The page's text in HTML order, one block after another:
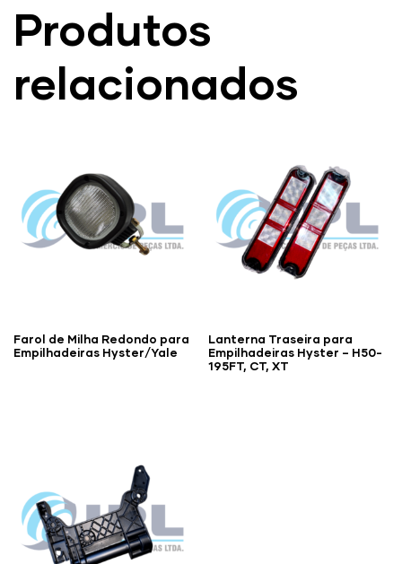
Produtos
relacionados
Farol de Milha Redondo para
Empilhadeiras Hyster/Yale
Lanterna Traseira para
Empilhadeiras Hyster – H50-
195FT, CT, XT